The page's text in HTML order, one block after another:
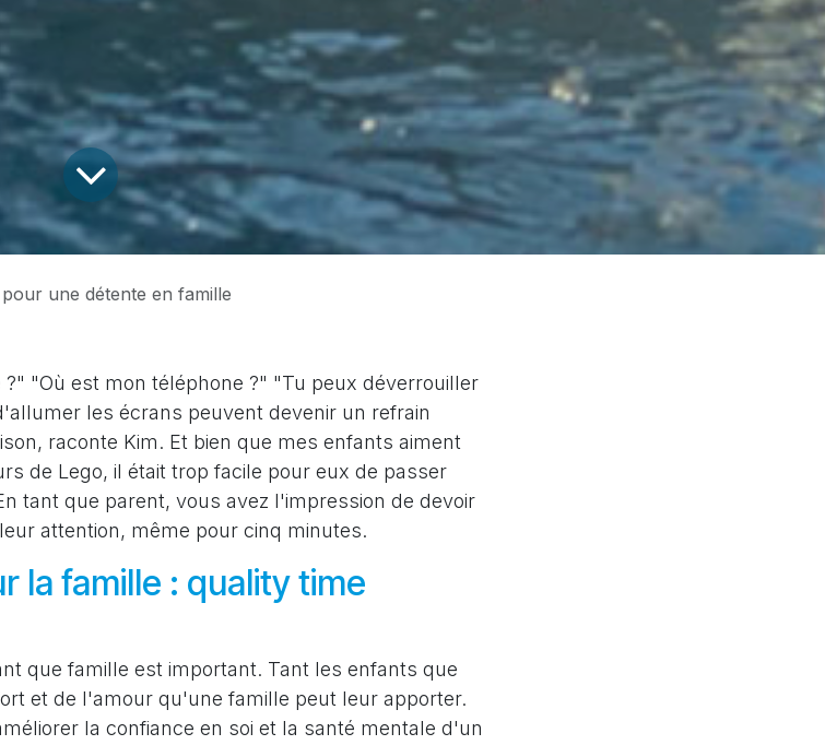
une détente en famille
"Où est mon téléphone ?" "Tu peux déverrouiller
les écrans peuvent devenir un refrain
raconte Kim. Et bien que mes enfants aiment
de Lego, il était trop facile pour eux de passer
tant que parent, vous avez l'impression de devoir
attention, même pour cinq minutes.
la famille : quality time
que famille est important. Tant les enfants que
et de l'amour qu'une famille peut leur apporter.
la confiance en soi et la santé mentale d'un